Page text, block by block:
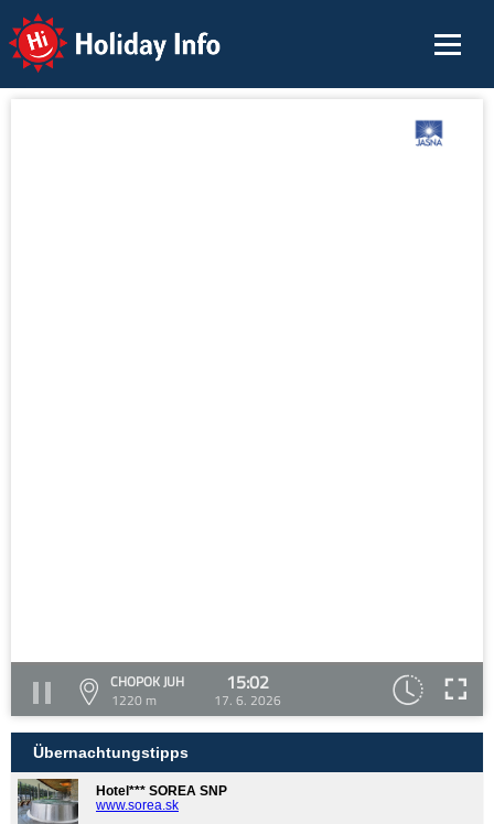
Holiday Info
CHOPOK JUH
1220 m
15:02
17. 6. 2026
Übernachtungstipps
Hotel*** SOREA SNP
www.sorea.sk